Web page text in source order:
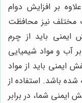
بر افزایش دوام
مختلف نیز محافظت
ایمنی باید از چرم
آب و مواد شیمیایی
ایمنی باید از مواد
باشد. استفاده از
ایمنی شما، در برابر